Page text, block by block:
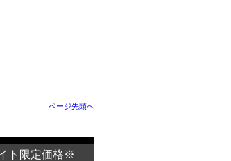
ページ先頭へ
ト限定価格※